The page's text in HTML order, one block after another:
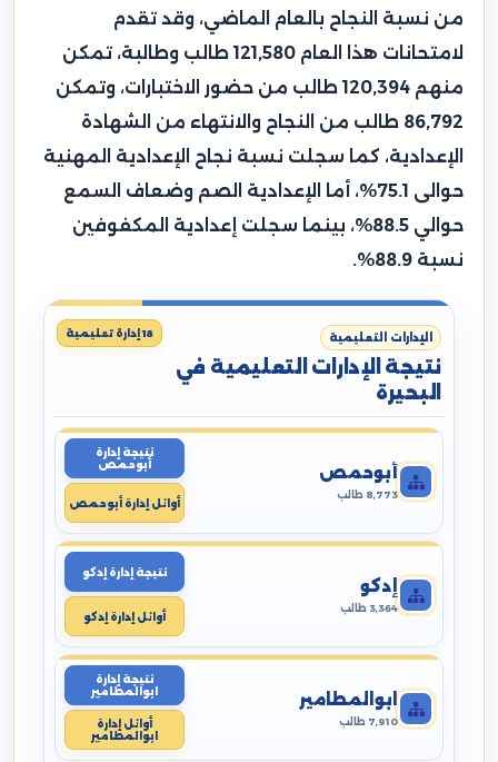
من نسبة النجاح بالعام الماضي، وقد تقدم
لامتحانات هذا العام 121,580 طالب وطالبة، تمكن
منهم 120,394 طالب من حضور الاختبارات، وتمكن
86,792 طالب من النجاح والانتهاء من الشهادة
الإعدادية، كما سجلت نسبة نجاح الإعدادية المهنية
حوالى 75.1%، أما الإعدادية الصم وضعاف السمع
حوالي 88.5%، بينما سجلت إعدادية المكفوفين
نسبة 88.9%.
الإدارات التعليمية
نتيجة الإدارات التعليمية في
البحيرة
18 إدارة تعليمية
أبوحمص
8,773 طالب
نتيجة إدارة
أبوحمص
أوائل إدارة أبوحمص
إدكو
3,364 طالب
نتيجة إدارة إدكو
أوائل إدارة إدكو
ابوالمطامير
7,910 طالب
نتيجة إدارة
ابوالمطامير
أوائل إدارة
ابوالمطامير